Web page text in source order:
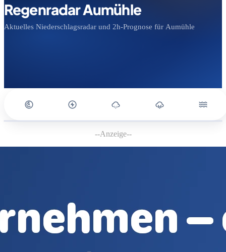
Regenradar Aumühle
Aktuelles Niederschlagsradar und 2h-Prognose für Aumühle
--Anzeige--